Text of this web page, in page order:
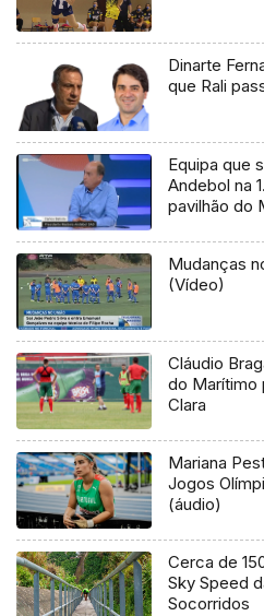
Dinarte
que Rali
Equipa que
Andebol na
pavilhão do
Mudanças
(Vídeo)
Cláudio
do Marítimo
Clara
Mariana
Jogos
(áudio)
Cerca de
Sky Speed
Socorridos